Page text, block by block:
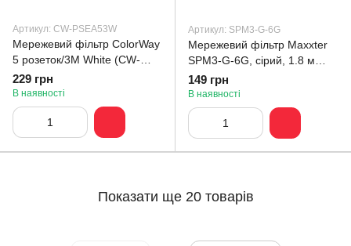
Артикул: CW-PSEA53W
Мережевий фільтр СolorWay
5 розеток/3M White (CW-
PSEA53W)
229 грн
В наявності
Артикул: SPM3-G-6G
Мережевий фільтр Maxxter
SPM3-G-6G, сірий, 1.8 м
кабель, 3 розетки
149 грн
В наявності
Показати ще 20 товарів